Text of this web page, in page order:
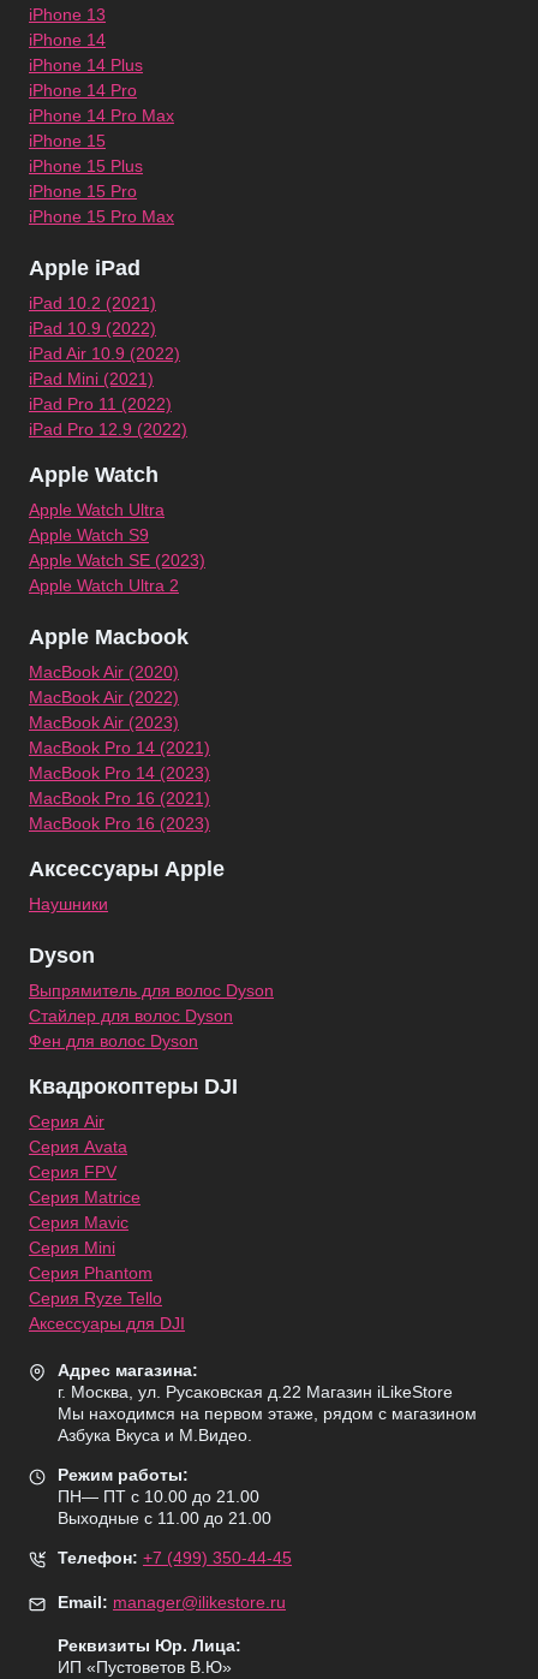
iPhone 13
iPhone 14
iPhone 14 Plus
iPhone 14 Pro
iPhone 14 Pro Max
iPhone 15
iPhone 15 Plus
iPhone 15 Pro
iPhone 15 Pro Max
Apple iPad
iPad 10.2 (2021)
iPad 10.9 (2022)
iPad Air 10.9 (2022)
iPad Mini (2021)
iPad Pro 11 (2022)
iPad Pro 12.9 (2022)
Apple Watch
Apple Watch Ultra
Apple Watch S9
Apple Watch SE (2023)
Apple Watch Ultra 2
Apple Macbook
MacBook Air (2020)
MacBook Air (2022)
MacBook Air (2023)
MacBook Pro 14 (2021)
MacBook Pro 14 (2023)
MacBook Pro 16 (2021)
MacBook Pro 16 (2023)
Аксессуары Apple
Наушники
Dyson
Выпрямитель для волос Dyson
Стайлер для волос Dyson
Фен для волос Dyson
Квадрокоптеры DJI
Серия Air
Серия Avata
Серия FPV
Серия Matrice
Серия Mavic
Серия Mini
Серия Phantom
Серия Ryze Tello
Аксессуары для DJI
Адрес магазина:
г. Москва, ул. Русаковская д.22 Магазин iLikeStore
Мы находимся на первом этаже, рядом с магазином
Азбука Вкуса и М.Видео.
Режим работы:
ПН— ПТ с 10.00 до 21.00
Выходные с 11.00 до 21.00
Телефон: +7 (499) 350-44-45
Email: manager@ilikestore.ru
Реквизиты Юр. Лица:
ИП «Пуcтоветов В.Ю»